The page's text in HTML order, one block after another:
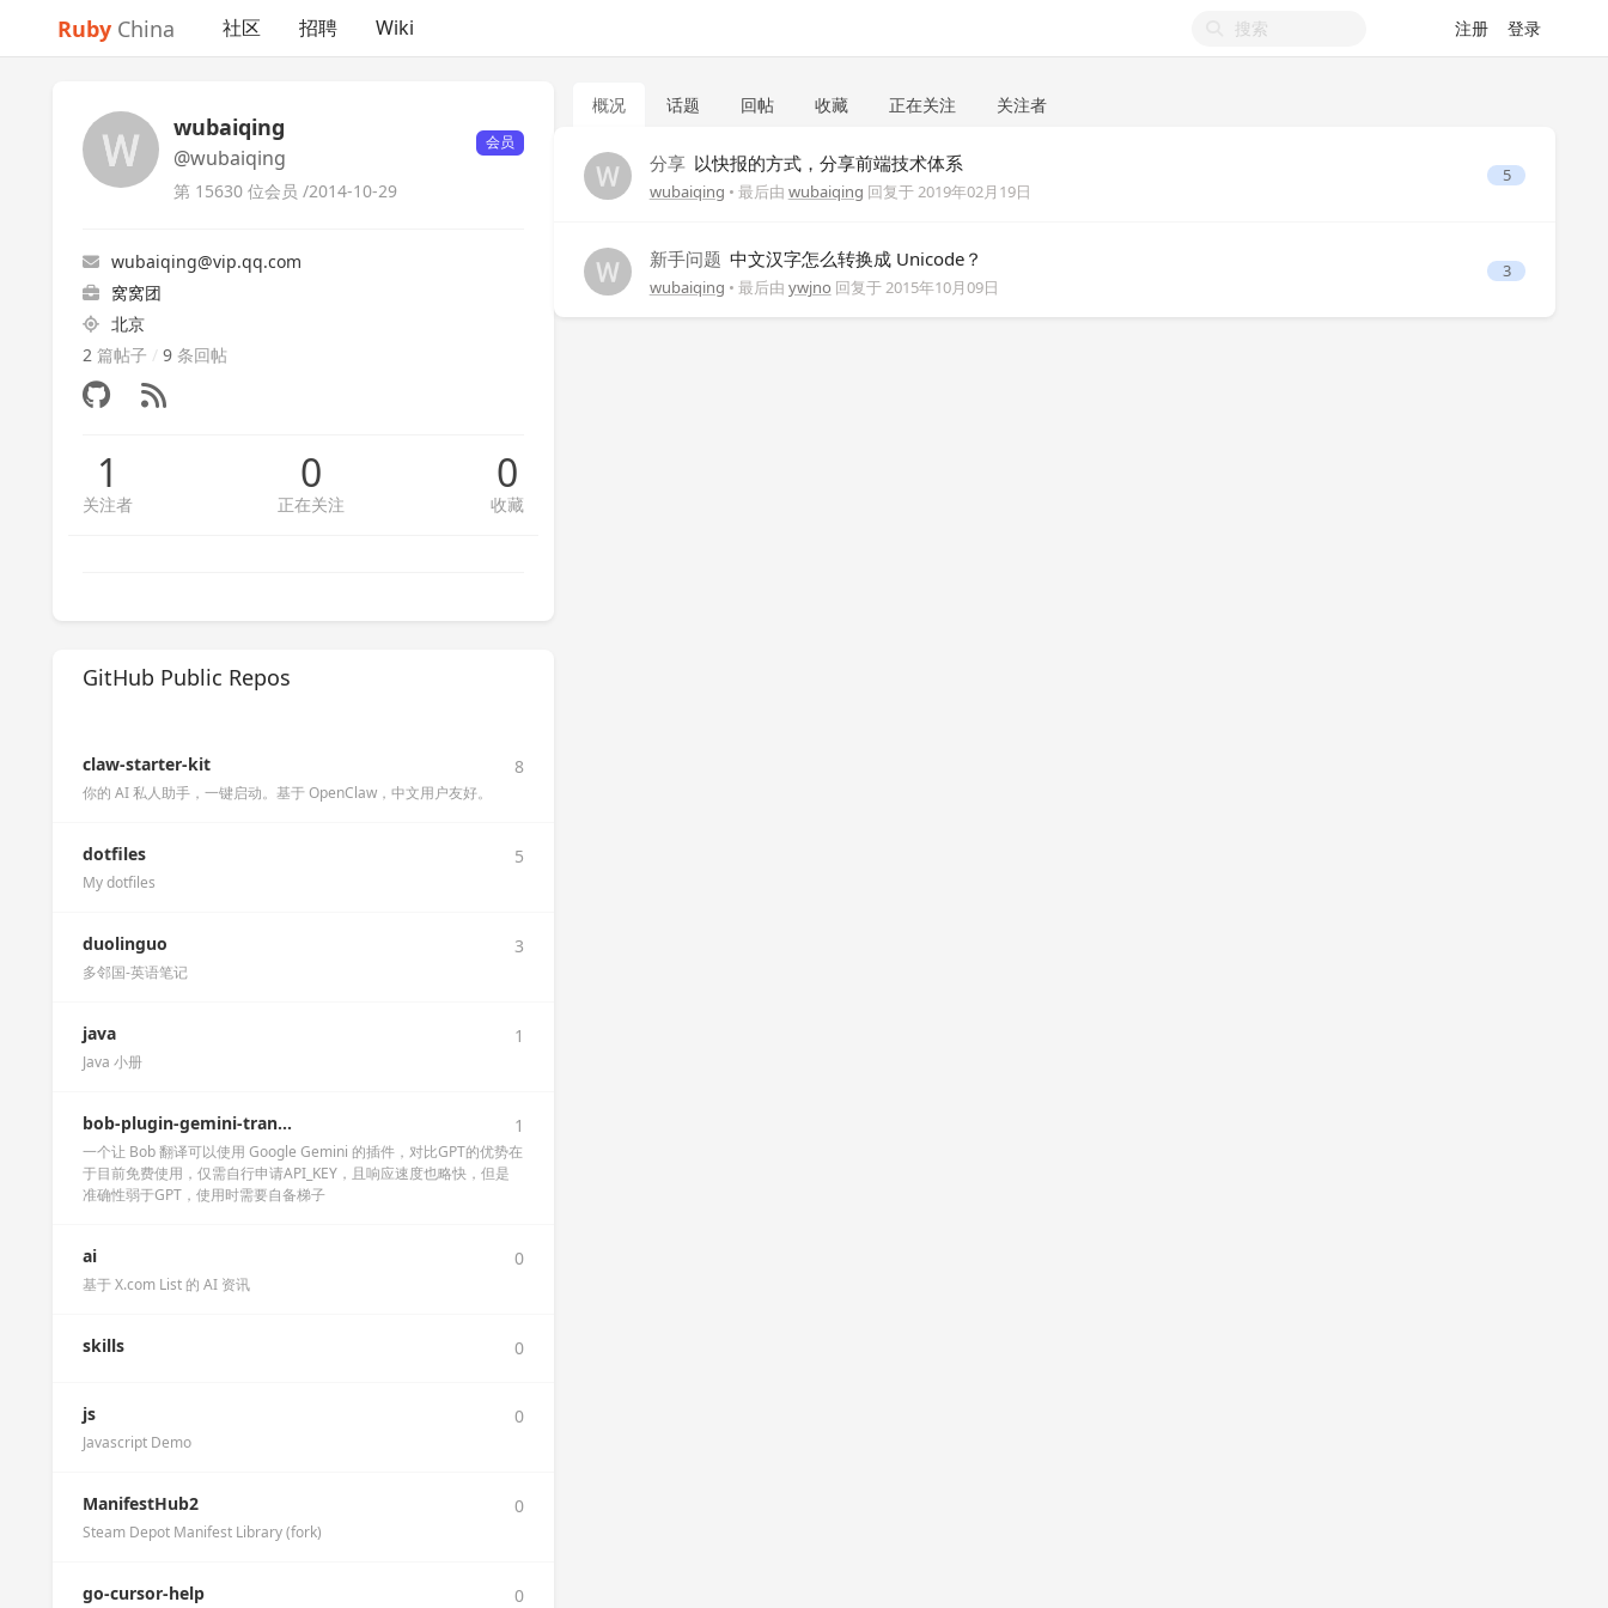
Ruby China 社区 招聘 Wiki 注册 登录
wubaiqing
@wubaiqing
会员
第 15630 位会员 /2014-10-29
wubaiqing@vip.qq.com
窝窝团
北京
2 篇帖子 / 9 条回帖
1
关注者
0
正在关注
0
收藏
GitHub Public Repos
claw-starter-kit 8
你的 AI 私人助手，一键启动。基于 OpenClaw，中文用户友好。
dotfiles 5
My dotfiles
duolinguo 3
多邻国-英语笔记
java 1
Java 小册
bob-plugin-gemini-tran... 1
一个让 Bob 翻译可以使用 Google Gemini 的插件，对比GPT的优势在
于目前免费使用，仅需自行申请API_KEY，且响应速度也略快，但是
准确性弱于GPT，使用时需要自备梯子
ai 0
基于 X.com List 的 AI 资讯
skills 0
js 0
Javascript Demo
ManifestHub2 0
Steam Depot Manifest Library (fork)
go-cursor-help 0
概况 话题 回帖 收藏 正在关注 关注者
分享 以快报的方式，分享前端技术体系
wubaiqing • 最后由 wubaiqing 回复于2019年02月19日
5
新手问题 中文汉字怎么转换成 Unicode？
wubaiqing • 最后由 ywjno 回复于2015年10月09日
3